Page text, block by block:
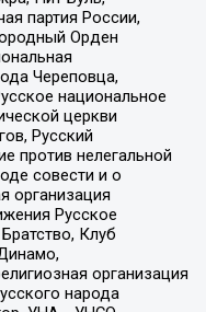
партия России,
Орден
Череповца,
национальное
церкви
Русский
против нелегальной
совести и о
организация
Русское
Клуб
организация
народа